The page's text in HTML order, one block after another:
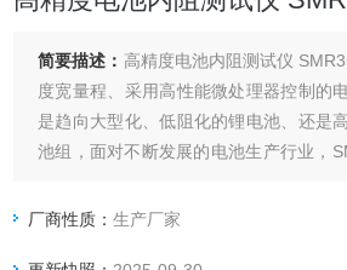
简要描述： 高精度电池内阻测试仪
度宽量程、采用高性能微处理器控制的
是趋向大型化、低阻化的锂电池、还是
池组，面对不断发展的电池生产行业，
率高、稳定性好、测试周期短、外形
厂商性质：生产厂家